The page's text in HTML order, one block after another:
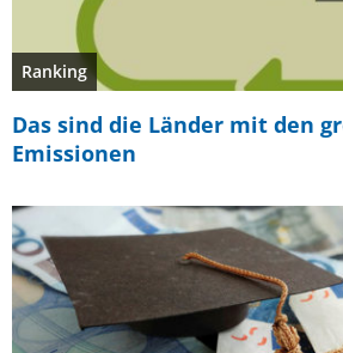
Ranking
Das sind die Länder mit den
Emissionen